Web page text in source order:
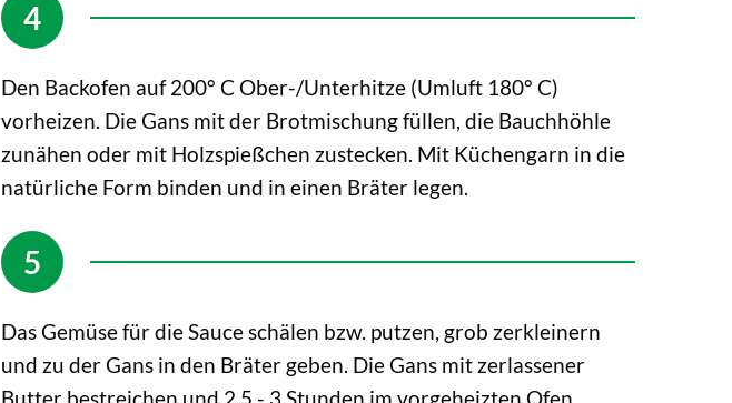
Den Backofen auf 200° C Ober-/Unterhitze (Umluft 180° C)
vorheizen. Die Gans mit der Brotmischung füllen, die Bauchhöhle
zunähen oder mit Holzspießchen zustecken. Mit Küchengarn in die
natürliche Form binden und in einen Bräter legen.
Das Gemüse für die Sauce schälen bzw. putzen, grob zerkleinern
und zu der Gans in den Bräter geben. Die Gans mit zerlassener
Butter bestreichen und 2,5 - 3 Stunden im vorgeheizten Ofen